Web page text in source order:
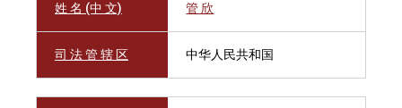
姓 名 (中 文) 管 欣
司 法 管 辖 区 中华人民共和国